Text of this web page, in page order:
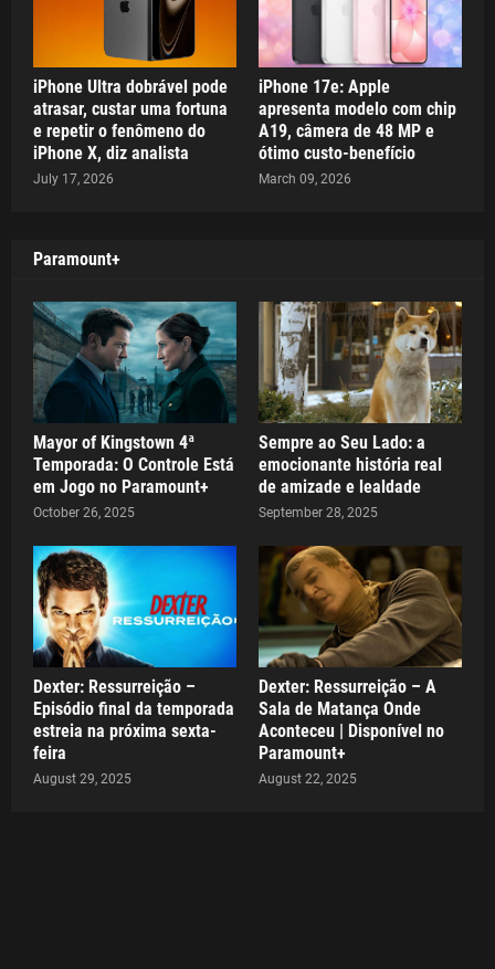
iPhone Ultra dobrável pode
atrasar, custar uma fortuna
e repetir o fenômeno do
iPhone X, diz analista
July 17, 2026
iPhone 17e: Apple
apresenta modelo com chip
A19, câmera de 48 MP e
ótimo custo-benefício
March 09, 2026
Paramount+
Mayor of Kingstown 4ª
Temporada: O Controle Está
em Jogo no Paramount+
October 26, 2025
Sempre ao Seu Lado: a
emocionante história real
de amizade e lealdade
September 28, 2025
Dexter: Ressurreição –
Episódio final da temporada
estreia na próxima sexta-
feira
August 29, 2025
Dexter: Ressurreição – A
Sala de Matança Onde
Aconteceu | Disponível no
Paramount+
August 22, 2025